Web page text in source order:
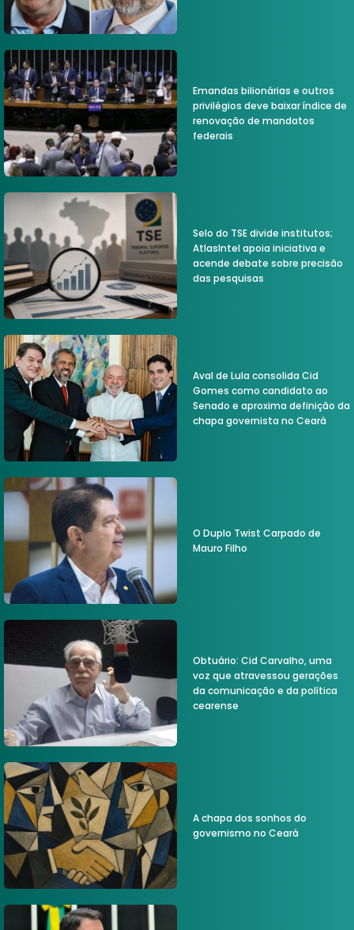
Emandas bilionárias e outros
privilégios deve baixar índice de
renovação de mandatos
federais
Selo do TSE divide institutos;
AtlasIntel apoia iniciativa e
acende debate sobre precisão
das pesquisas
Aval de Lula consolida Cid
Gomes como candidato ao
Senado e aproxima definição da
chapa governista no Ceará
O Duplo Twist Carpado de
Mauro Filho
Obtuário: Cid Carvalho, uma
voz que atravessou gerações
da comunicação e da política
cearense
A chapa dos sonhos do
governismo no Ceará